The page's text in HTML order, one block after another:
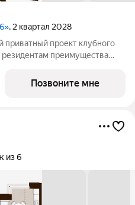
, 2 квартал 2028
преимущества
среди людей и
Позвоните мне
из 6